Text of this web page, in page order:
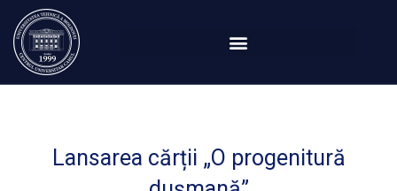
Перейти
содержимому
Lansarea cărții „O progenitură